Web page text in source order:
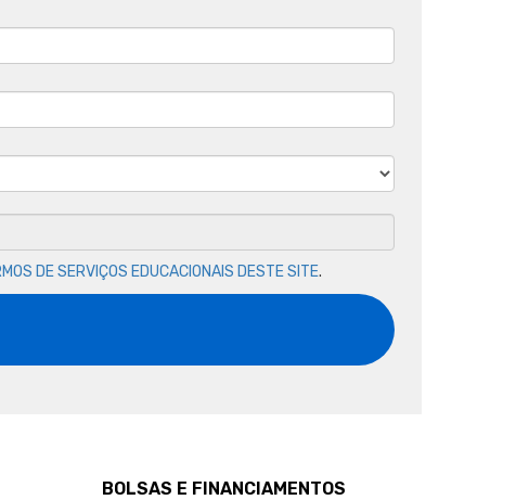
DE SERVIÇOS EDUCACIONAIS DESTE SITE.
BOLSAS E FINANCIAMENTOS